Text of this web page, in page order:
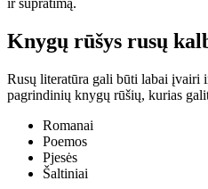
ir supratimą.
Knygų rūšys rusų
Rusų literatūra gali būti labai įvairi
pagrindinių knygų rūšių, kurias
Romanai
Poemos
Pjesės
Šaltiniai